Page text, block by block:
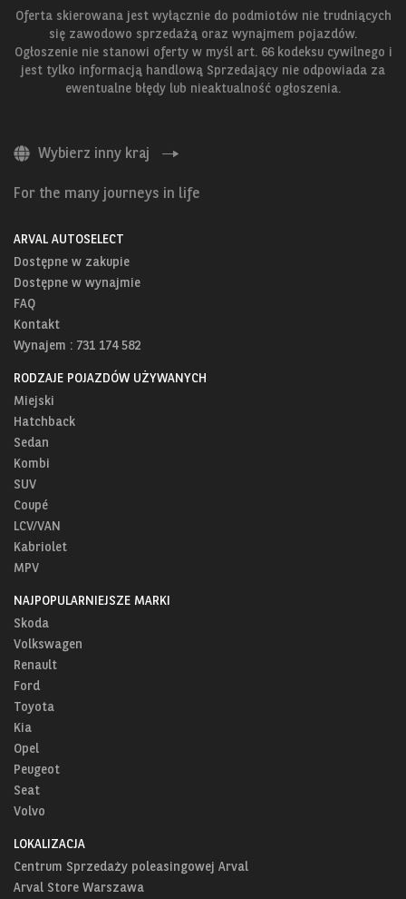
Oferta skierowana jest wyłącznie do podmiotów nie trudniących
się zawodowo sprzedażą oraz wynajmem pojazdów.
Ogłoszenie nie stanowi oferty w myśl art. 66 kodeksu cywilnego i
jest tylko informacją handlową Sprzedający nie odpowiada za
ewentualne błędy lub nieaktualność ogłoszenia.
Wybierz inny kraj
For the many journeys in life
ARVAL AUTOSELECT
Dostępne w zakupie
Dostępne w wynajmie
FAQ
Kontakt
Wynajem : 731 174 582
RODZAJE POJAZDÓW UŻYWANYCH
Miejski
Hatchback
Sedan
Kombi
SUV
Coupé
LCV/VAN
Kabriolet
MPV
NAJPOPULARNIEJSZE MARKI
Skoda
Volkswagen
Renault
Ford
Toyota
Kia
Opel
Peugeot
Seat
Volvo
LOKALIZACJA
Centrum Sprzedaży poleasingowej Arval
Arval Store Warszawa